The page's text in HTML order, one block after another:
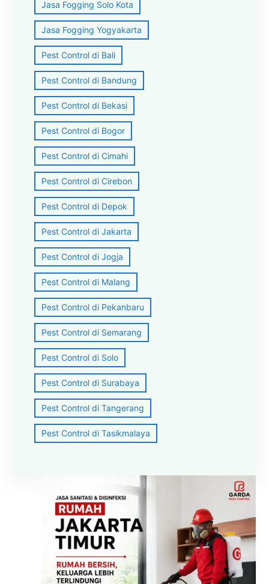
Jasa Fogging Solo Kota
Jasa Fogging Yogyakarta
Pest Control di Bali
Pest Control di Bandung
Pest Control di Bekasi
Pest Control di Bogor
Pest Control di Cimahi
Pest Control di Cirebon
Pest Control di Depok
Pest Control di Jakarta
Pest Control di Jogja
Pest Control di Malang
Pest Control di Pekanbaru
Pest Control di Semarang
Pest Control di Solo
Pest Control di Surabaya
Pest Control di Tangerang
Pest Control di Tasikmalaya